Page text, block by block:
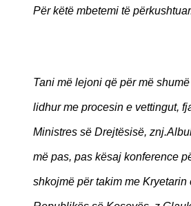
Për këtë mbetemi të
Tani më lejoni që për më
lidhur me procesin e vettingut,
Ministres së Drejtësisë,
më pas, pas kësaj konference
shkojmë për takim me Kryetarin